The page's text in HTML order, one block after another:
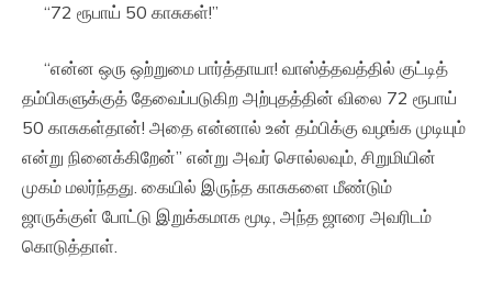
“72 ரூபாய் 50 காசுகள்!”
“என்ன ஒரு ஒற்றுமை பார்த்தாயா! வாஸ்த்தவத்தில் குட்டித்
தம்பிகளுக்குத் தேவைப்படுகிற அற்புதத்தின் விலை 72 ரூபாய்
50 காசுகள்தான்! அதை என்னால் உன் தம்பிக்கு வழங்க முடியும்
என்று நினைக்கிறேன்” என்று அவர் சொல்லவும், சிறுமியின்
முகம் மலர்ந்தது. கையில் இருந்த காசுகளை மீண்டும்
ஜாருக்குள் போட்டு இறுக்கமாக மூடி, அந்த ஜாரை அவரிடம்
கொடுத்தாள்.